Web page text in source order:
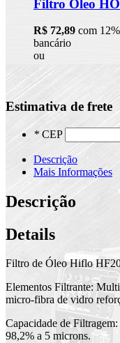
Filtro Óleo
R$ 72,89 com
bancário
ou
Estimativa de frete
* CEP
Descrição
Mais Informações
Descrição
Details
Filtro de Óleo Hiflo
Elementos Filtrante:
micro-fibra de vidro
Capacidade de
98,2% a 5 microns.